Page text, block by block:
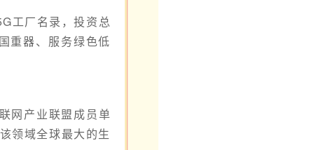
工厂名录，投资总
重器、服务绿色低
网产业联盟成员单
领域全球最大的生